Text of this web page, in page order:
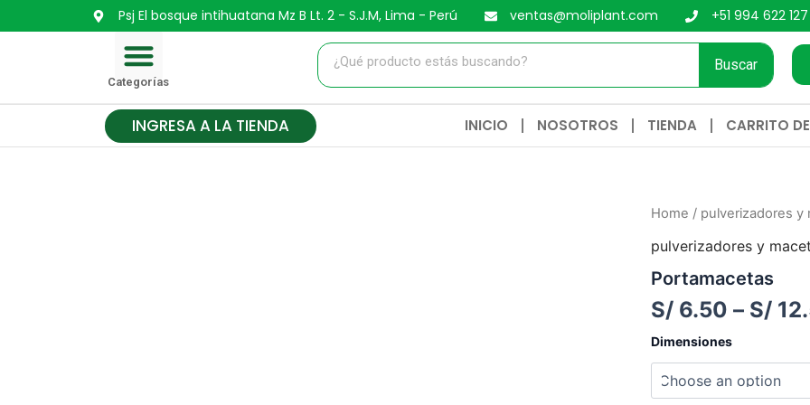
al
Psj El bosque intihuatana Mz B Lt. 2 - S.J.M, Lima - Perú ventas@moliplant.com +51 994 622 127
Menu
Categorías
Buscar
INGRESA A LA TIENDA INICIO NOSOTROS TIENDA CARRITO
Home / pulverizadores y
pulverizadores y
Portamacetas
S/ 6.50 – S/
Dimensiones
Portamacetas